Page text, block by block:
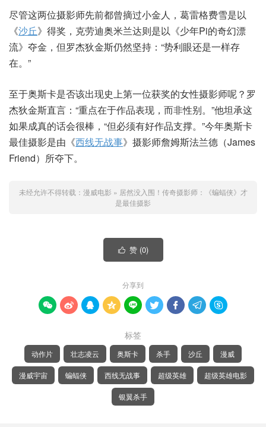
尽管这两位摄影师先前都曾摘过小金人，葛雷格费雪是以
《沙丘》得奖，克劳迪奥米兰达则是以《少年Pi的奇幻漂
流》夺金，但罗杰狄金斯仍然坚持：“势利眼还是一样存
在。”
至于奥斯卡是否该出现史上第一位获奖的女性摄影师呢？罗
杰狄金斯直言：“重点在于作品表现，而非性别。”他坦承这
如果成真的话会很棒，“但必须有好作品支撑。”今年奥斯卡
最佳摄影是由《西线无战事》摄影师詹姆斯法兰德（James
Friend）所夺下。
未经允许不得转载： 漫威电影 » 居然没入围！传奇摄影师：《蝙蝠侠》才
是最佳摄影
 赞 (0)
分享到
        
标签
动作片 壮志凌云 奥斯卡 杀手 沙丘 漫威
漫威宇宙 蝙蝠侠 西线无战事 超级英雄 超级英雄电影
银翼杀手